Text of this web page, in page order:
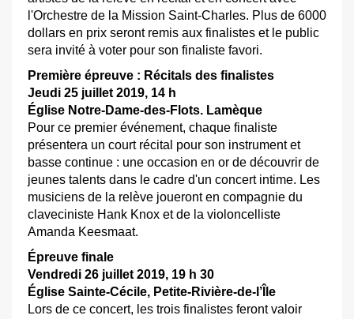
l'Orchestre de la Mission Saint-Charles. Plus de 6000
dollars en prix seront remis aux finalistes et le public
sera invité à voter pour son finaliste favori.
Première épreuve : Récitals des finalistes
Jeudi 25 juillet 2019, 14 h
Église Notre-Dame-des-Flots. Lamèque
Pour ce premier événement, chaque finaliste
présentera un court récital pour son instrument et
basse continue : une occasion en or de découvrir de
jeunes talents dans le cadre d'un concert intime. Les
musiciens de la relève joueront en compagnie du
claveciniste Hank Knox et de la violoncelliste
Amanda Keesmaat.
Épreuve finale
Vendredi 26 juillet 2019, 19 h 30
Église Sainte-Cécile, Petite-Rivière-de-l’Île
Lors de ce concert, les trois finalistes feront valoir